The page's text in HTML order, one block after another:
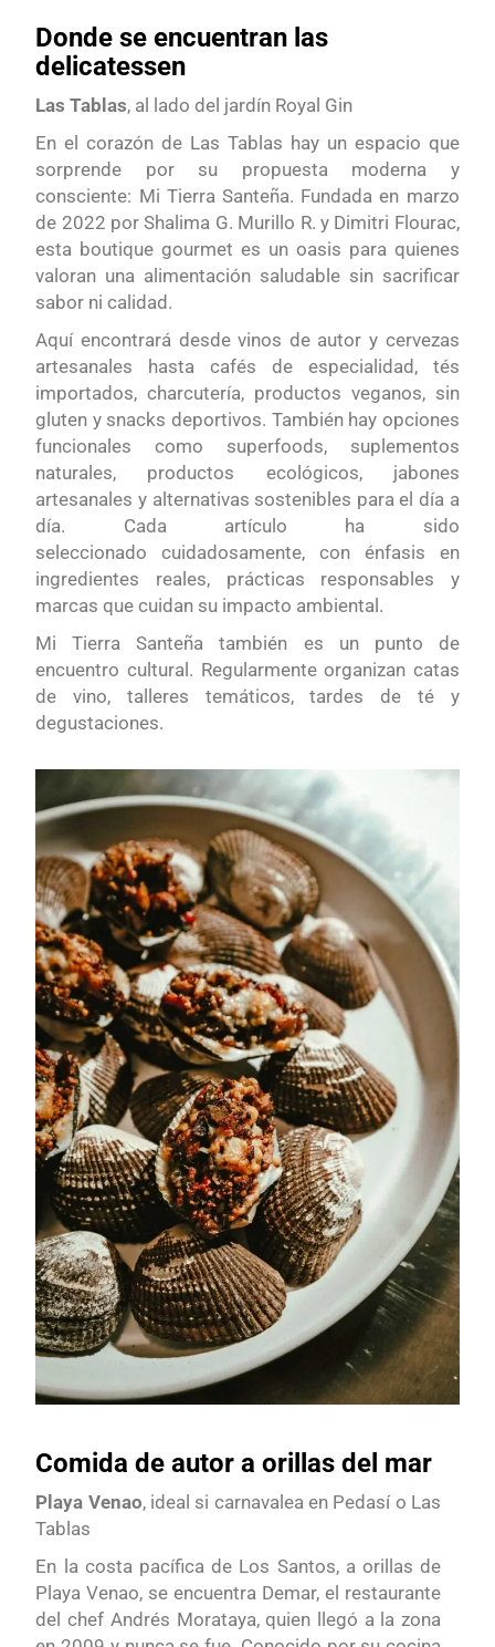
Donde se encuentran las
delicatessen
Las Tablas, al lado del jardín Royal Gin
En el corazón de Las Tablas hay un espacio que
sorprende por su propuesta moderna y
consciente: Mi Tierra Santeña. Fundada en marzo
de 2022 por Shalima G. Murillo R. y Dimitri Flourac,
esta boutique gourmet es un oasis para quienes
valoran una alimentación saludable sin sacrificar
sabor ni calidad.
Aquí encontrará desde vinos de autor y cervezas
artesanales hasta cafés de especialidad, tés
importados, charcutería, productos veganos, sin
gluten y snacks deportivos. También hay opciones
funcionales como superfoods, suplementos
naturales, productos ecológicos, jabones
artesanales y alternativas sostenibles para el día a
día. Cada artículo ha sido
seleccionado cuidadosamente, con énfasis en
ingredientes reales, prácticas responsables y
marcas que cuidan su impacto ambiental.
Mi Tierra Santeña también es un punto de
encuentro cultural. Regularmente organizan catas
de vino, talleres temáticos, tardes de té y
degustaciones.
Comida de autor a orillas del mar
Playa Venao, ideal si carnavalea en Pedasí o Las
Tablas
En la costa pacífica de Los Santos, a orillas de
Playa Venao, se encuentra Demar, el restaurante
del chef Andrés Morataya, quien llegó a la zona